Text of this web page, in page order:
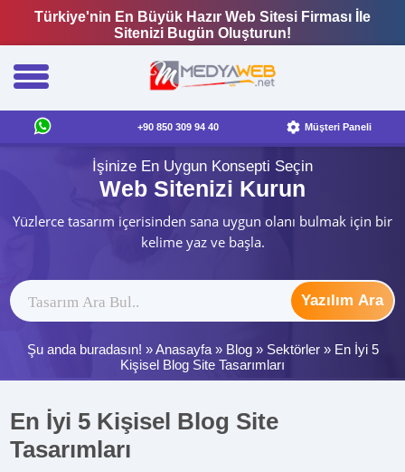
Türkiye'nin En Büyük Hazır Web Sitesi Firması İle
Sitenizi Bugün Oluşturun!
+90 850 309 94 40 Müşteri Paneli
İşinize En Uygun Konsepti Seçin
Web Sitenizi Kurun
Yüzlerce tasarım içerisinden sana uygun olanı bulmak için bir
kelime yaz ve başla.
Yazılım Ara
Şu anda buradasın! »Anasayfa» Blog» Sektörler» En İyi 5
Kişisel Blog Site Tasarımları
En İyi 5 Kişisel Blog Site
Tasarımları